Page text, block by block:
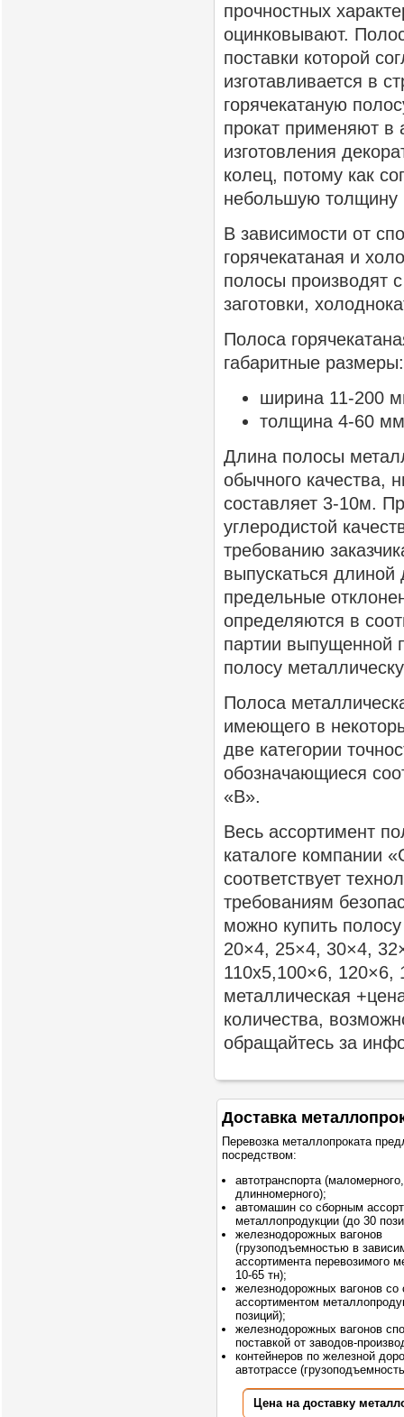
прочностных
оцинковывают.
поставки которой
изготавливается в
горячекатаную
прокат применяют в
изготовления
колец, потому как
небольшую толщину
В зависимости от
горячекатаная и
полосы производят
заготовки,
Полоса
габаритные размеры:
ширина 11-200
толщина 4-60
Длина полосы
обычного качества,
составляет 3-10м.
углеродистой
требованию
выпускаться
предельные
определяются в
партии выпущенной
полосу
Полоса
имеющего в
две категории
обозначающиеся
«В».
Весь ассортимент
каталоге компании
соответствует
требованиям
можно купить
20×4, 25×4, 30×4,
110х5,100×6, 120×6,
металлическая
количества,
обращайтесь за
Доставка
Перевозка металлопроката
посредством:
автотранспорта (маломерного,
длинномерного);
автомашин со сборным
металлопродукции (до 30
железнодорожных вагонов
(грузоподъемностью в
ассортимента перевозимого
10-65 тн);
железнодорожных вагонов со
ассортиментом
позиций);
железнодорожных вагонов
поставкой от заводов-
контейнеров по железной
автотрассе
Цена на доставку